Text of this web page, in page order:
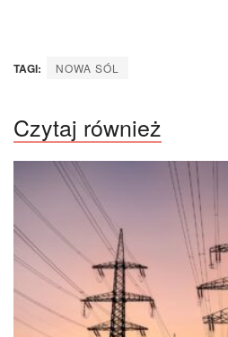
TAGI: NOWA SÓL
Czytaj również